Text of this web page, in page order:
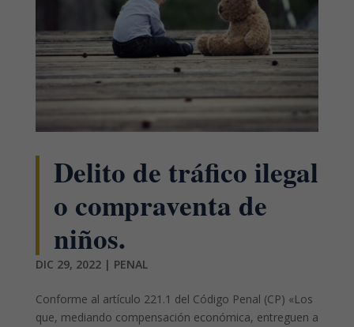
Delito de tráfico ilegal
o compraventa de
niños.
DIC 29, 2022| PENAL
Conforme al artículo 221.1 del Código Penal (CP) «Los
que, mediando compensación económica, entreguen a